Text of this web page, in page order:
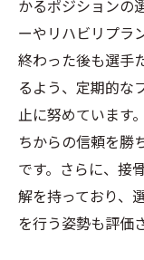
かるポジションの
ーやリハビリプラ
終わった後も選手
るよう、定期的な
止に努めています
ちからの信頼を勝
です。さらに、接
解を持っており、
を行う姿勢も評価